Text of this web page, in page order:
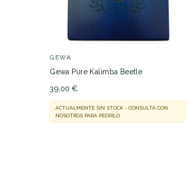
GEWA
Gewa Pure Kalimba Beetle
39,00 €
ACTUALMENTE SIN STOCK - CONSULTA CON
NOSOTROS PARA PEDIRLO